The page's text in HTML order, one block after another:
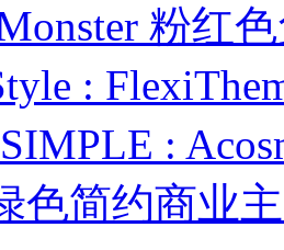
粉红
:
:
色简约商业